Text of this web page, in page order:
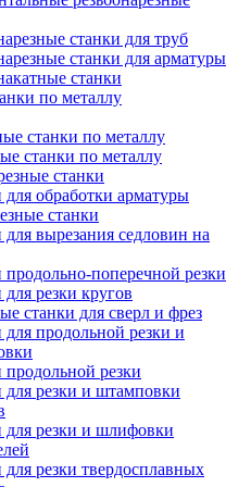
станки для труб
станки для арматуры
станки
по металлу
станки по металлу
станки по металлу
станки
обработки арматуры
станки
вырезания седловин на
поперечной резки
резки кругов
станки для сверл и фрез
продольной резки и
резки
для резки и штамповки
для резки и шлифовки
резки твердосплавных